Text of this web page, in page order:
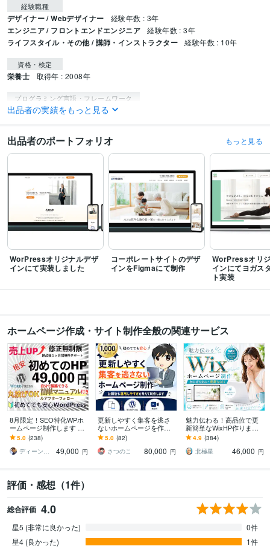
経験職種
デザイナー / Webデザイナー 経験年数 : 3年
エンジニア / フロントエンドエンジニア 経験年数 : 3年
ライフスタイル・その他 / 講師・インストラクター 経験年数 : 10年
資格・検定
栄養士 取得年 : 2008年
プログラミング言語・フレームワーク
CSS:3年HTML:3年JavaScript:3年
WordPress:3年STUDIO:3年 Figma:3年
Adobe Illustrator:3年ペライチ:3年Wix:3年
出品者の実績をもっと見る
出品者のポートフォリオ もっと見る
WorPressオリジナルデザ
インにて実装しました
コーポレートサイトのデザ
インをFigmaにて制作
WorPressオリ
インにてヨガス
ト実装
ホームページ作成・サイト制作全般の関連サービス
8月限定！SEO特化WPホ
ームページ制作します ス
マホ対応＆初心者向けWP
サイト制作【49,000円】
5.0 (238)
ディーン＠お値段以上！
49,000 円
更新しやすく集客を逃さ
ないホームページを作り
ます 制作実績1000件超！
個人事業主・中小企業/店
舗さま向け
5.0 (82)
さつのこ
80,000 円
魅力伝わる！高品位で更
新簡単なWixHP作ります
wix五ツ星パートナーが作
るスッキリきれいな集客
ホームページ
4.9 (384)
北極星
46,000 円
評価・感想（1件）
総合評価 4.0
星5 (非常に良かった)
0件
星4 (良かった)
1件